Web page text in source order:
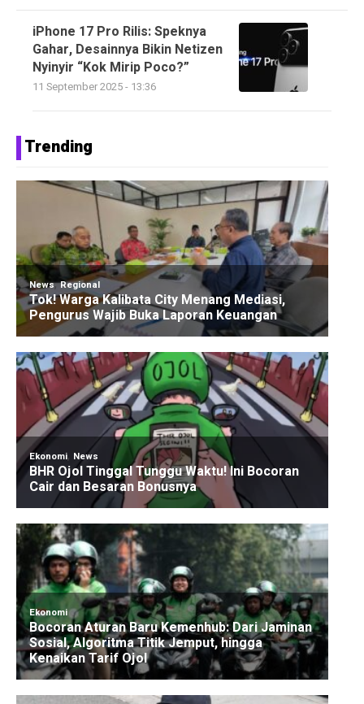
iPhone 17 Pro Rilis: Speknya
Gahar, Desainnya Bikin Netizen
Nyinyir “Kok Mirip Poco?”
11 September 2025 - 13:36
Trending